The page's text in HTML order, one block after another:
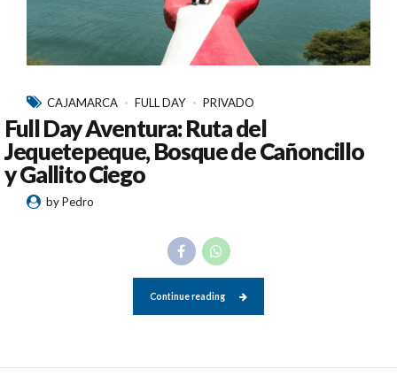
CAJAMARCA FULL DAY PRIVADO
Full Day Aventura: Ruta del
Jequetepeque, Bosque de Cañoncillo
y Gallito Ciego
by Pedro
Continue reading